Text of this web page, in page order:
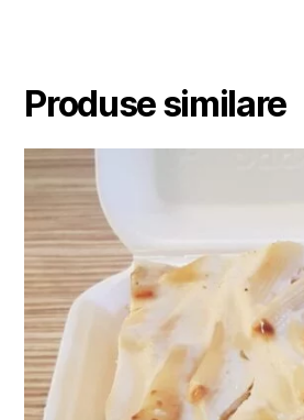
Produse similare